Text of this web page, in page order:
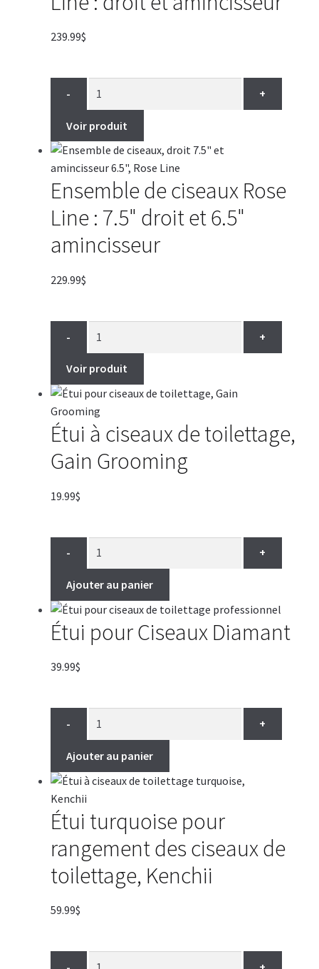
239.99$
- +
Voir produit
Ensemble de ciseaux Rose
Line : 7.5" droit et 6.5"
amincisseur
229.99$
- +
Voir produit
Étui à ciseaux de toilettage,
Gain Grooming
19.99$
- +
Ajouter au panier
Étui pour Ciseaux Diamant
39.99$
- +
Ajouter au panier
Étui turquoise pour
rangement des ciseaux de
toilettage, Kenchii
59.99$